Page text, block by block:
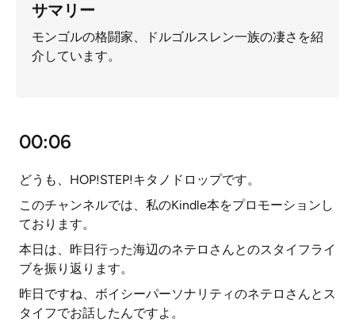
サマリー
モンゴルの格闘家、ドルゴルスレン一族の凄さを紹
介しています。
00:06
どうも、HOP!STEP!キタノドロップです。
このチャンネルでは、私のKindle本をプロモーションし
ております。
本日は、昨日行った海辺のネテロさんとのスタイフライ
ブを振り返ります。
昨日ですね、ボイシーパーソナリティのネテロさんとス
タイフでお話したんですよ。